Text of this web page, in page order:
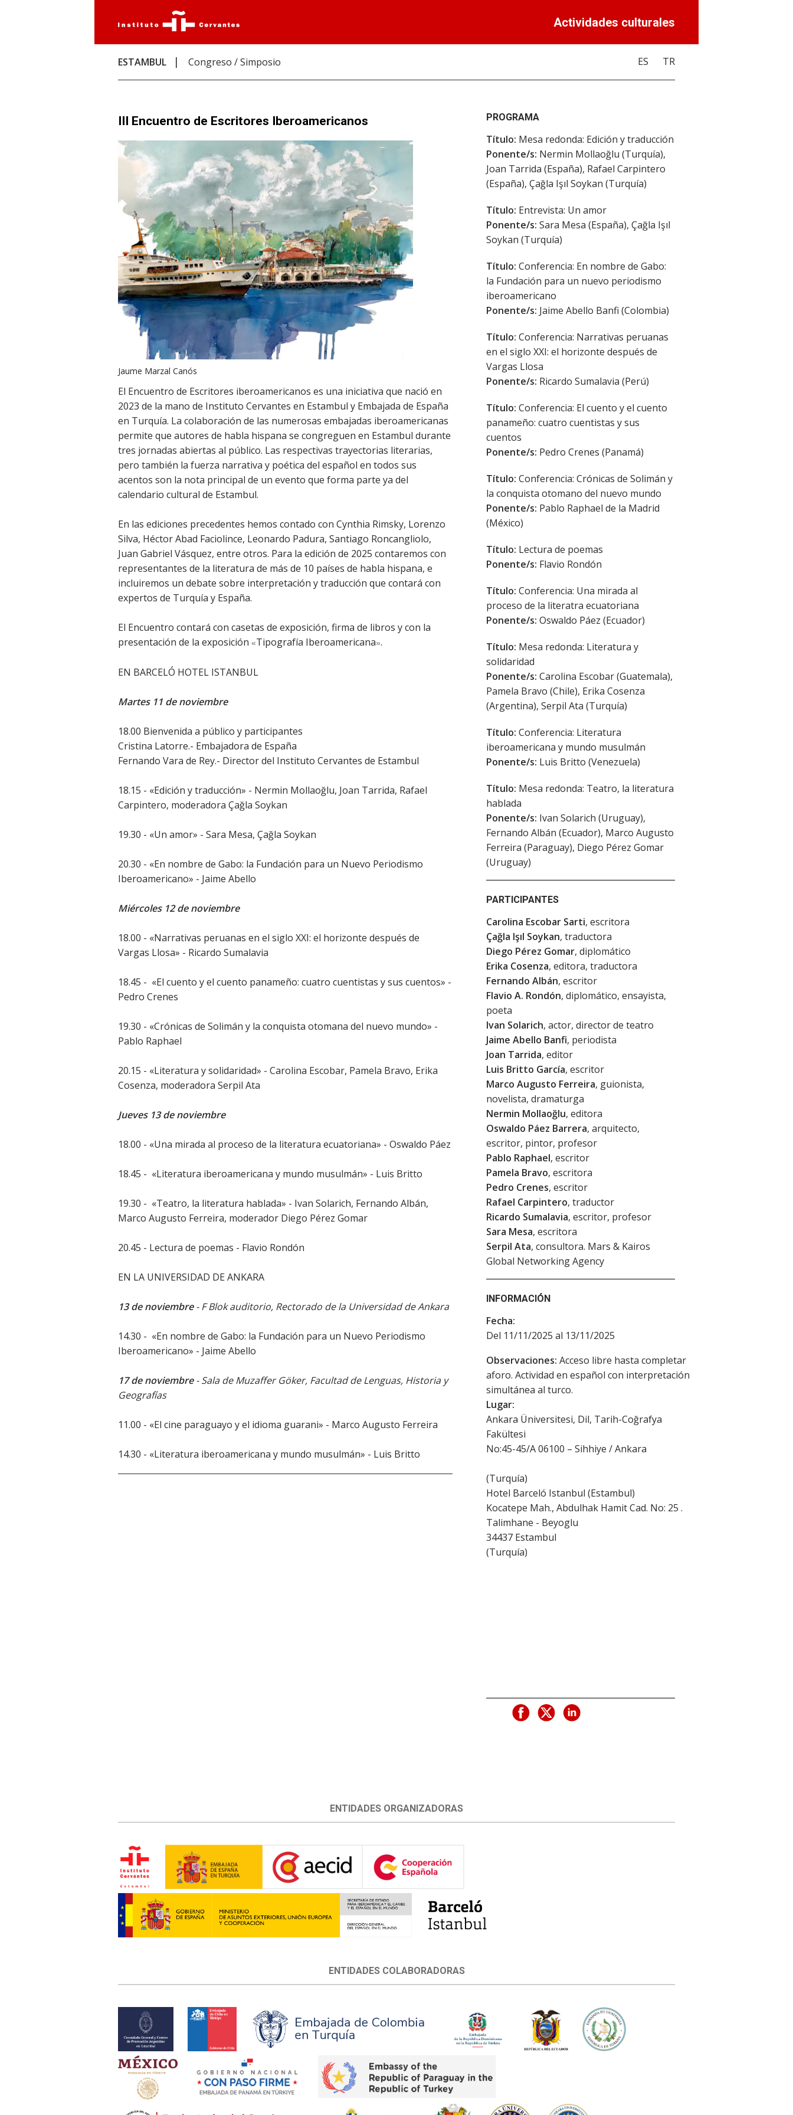
Actividades culturales
ESTAMBUL Congreso / Simposio ES TR
III Encuentro de Escritores Iberoamericanos
Jaume Marzal Canós
El Encuentro de Escritores iberoamericanos es una iniciativa que nació en
2023 de la mano de Instituto Cervantes en Estambul y Embajada de España
en Turquía. La colaboración de las numerosas embajadas iberoamericanas
permite que autores de habla hispana se congreguen en Estambul durante
tres jornadas abiertas al público. Las respectivas trayectorias literarias,
pero también la fuerza narrativa y poética del español en todos sus
acentos son la nota principal de un evento que forma parte ya del
calendario cultural de Estambul.
En las ediciones precedentes hemos contado con Cynthia Rimsky, Lorenzo
Silva, Héctor Abad Faciolince, Leonardo Padura, Santiago Roncangliolo,
Juan Gabriel Vásquez, entre otros. Para la edición de 2025 contaremos con
representantes de la literatura de más de 10 países de habla hispana, e
incluiremos un debate sobre interpretación y traducción que contará con
expertos de Turquía y España.
El Encuentro contará con casetas de exposición, firma de libros y con la
presentación de la exposición «Tipografía Iberoamericana».
EN BARCELÓ HOTEL ISTANBUL
Martes 11 de noviembre
18.00 Bienvenida a público y participantes
Cristina Latorre.- Embajadora de España
Fernando Vara de Rey.- Director del Instituto Cervantes de Estambul
18.15 - «Edición y traducción» - Nermin Mollaoğlu, Joan Tarrida, Rafael
Carpintero, moderadora Çağla Soykan
19.30 - «Un amor» - Sara Mesa, Çağla Soykan
20.30 - «En nombre de Gabo: la Fundación para un Nuevo Periodismo
Iberoamericano» - Jaime Abello
Miércoles 12 de noviembre
18.00 - «Narrativas peruanas en el siglo XXI: el horizonte después de
Vargas Llosa» - Ricardo Sumalavia
18.45 - «El cuento y el cuento panameño: cuatro cuentistas y sus cuentos» -
Pedro Crenes
19.30 - «Crónicas de Solimán y la conquista otomana del nuevo mundo» -
Pablo Raphael
20.15 - «Literatura y solidaridad» - Carolina Escobar, Pamela Bravo, Erika
Cosenza, moderadora Serpil Ata
Jueves 13 de noviembre
18.00 - «Una mirada al proceso de la literatura ecuatoriana» - Oswaldo Páez
18.45 - «Literatura iberoamericana y mundo musulmán» - Luis Britto
19.30 - «Teatro, la literatura hablada» - Ivan Solarich, Fernando Albán,
Marco Augusto Ferreira, moderador Diego Pérez Gomar
20.45 - Lectura de poemas - Flavio Rondón
EN LA UNIVERSIDAD DE ANKARA
13 de noviembre- F Blok auditorio, Rectorado de la Universidad de Ankara
14.30 - «En nombre de Gabo: la Fundación para un Nuevo Periodismo
Iberoamericano» - Jaime Abello
17 de noviembre- Sala de Muzaffer Göker, Facultad de Lenguas, Historia y
Geografías
11.00 - «El cine paraguayo y el idioma guarani» - Marco Augusto Ferreira
14.30 - «Literatura iberoamericana y mundo musulmán» - Luis Britto
PROGRAMA
Título: Mesa redonda: Edición y traducción
Ponente/s: Nermin Mollaoğlu (Turquía),
Joan Tarrida (España), Rafael Carpintero
(España), Çağla Işıl Soykan (Turquía)
Título: Entrevista: Un amor
Ponente/s: Sara Mesa (España), Çağla Işıl
Soykan (Turquía)
Título: Conferencia: En nombre de Gabo:
la Fundación para un nuevo periodismo
iberoamericano
Ponente/s: Jaime Abello Banfi (Colombia)
Título: Conferencia: Narrativas peruanas
en el siglo XXI: el horizonte después de
Vargas Llosa
Ponente/s: Ricardo Sumalavia (Perú)
Título: Conferencia: El cuento y el cuento
panameño: cuatro cuentistas y sus
cuentos
Ponente/s: Pedro Crenes (Panamá)
Título: Conferencia: Crónicas de Solimán y
la conquista otomano del nuevo mundo
Ponente/s: Pablo Raphael de la Madrid
(México)
Título: Lectura de poemas
Ponente/s: Flavio Rondón
Título: Conferencia: Una mirada al
proceso de la literatra ecuatoriana
Ponente/s: Oswaldo Páez (Ecuador)
Título: Mesa redonda: Literatura y
solidaridad
Ponente/s: Carolina Escobar (Guatemala),
Pamela Bravo (Chile), Erika Cosenza
(Argentina), Serpil Ata (Turquía)
Título: Conferencia: Literatura
iberoamericana y mundo musulmán
Ponente/s: Luis Britto (Venezuela)
Título: Mesa redonda: Teatro, la literatura
hablada
Ponente/s: Ivan Solarich (Uruguay),
Fernando Albán (Ecuador), Marco Augusto
Ferreira (Paraguay), Diego Pérez Gomar
(Uruguay)
PARTICIPANTES
Carolina Escobar Sarti, escritora
Çağla Işıl Soykan, traductora
Diego Pérez Gomar, diplomático
Erika Cosenza, editora, traductora
Fernando Albán, escritor
Flavio A. Rondón, diplomático, ensayista,
poeta
Ivan Solarich, actor, director de teatro
Jaime Abello Banfi, periodista
Joan Tarrida, editor
Luis Britto García, escritor
Marco Augusto Ferreira, guionista,
novelista, dramaturga
Nermin Mollaoğlu, editora
Oswaldo Páez Barrera, arquitecto,
escritor, pintor, profesor
Pablo Raphael, escritor
Pamela Bravo, escritora
Pedro Crenes, escritor
Rafael Carpintero, traductor
Ricardo Sumalavia, escritor, profesor
Sara Mesa, escritora
Serpil Ata, consultora. Mars & Kairos
Global Networking Agency
INFORMACIÓN
Fecha:
Del 11/11/2025 al 13/11/2025
Observaciones: Acceso libre hasta completar
aforo. Actividad en español con interpretación
simultánea al turco.
Lugar:
Ankara Üniversitesi, Dil, Tarih-Coğrafya
Fakültesi
No:45-45/A 06100 – Sihhiye / Ankara
(Turquía)
Hotel Barceló Istanbul (Estambul)
Kocatepe Mah., Abdulhak Hamit Cad. No: 25 .
Talimhane - Beyoglu
34437 Estambul
(Turquía)
ENTIDADES ORGANIZADORAS
ENTIDADES COLABORADORAS